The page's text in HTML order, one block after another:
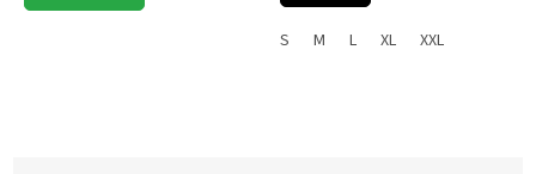
S M L XL XXL